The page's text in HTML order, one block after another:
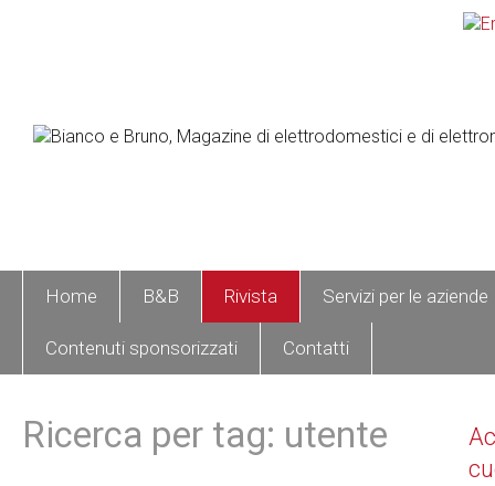
Home B&B Rivista Servizi per le aziende
Contenuti sponsorizzati Contatti
Ricerca per tag: utente